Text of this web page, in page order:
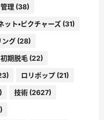
理 (38)
ット・ピクチャーズ (31)
ング (28)
期脱毛 (22)
ロリポップ (21)
技術 (2627)